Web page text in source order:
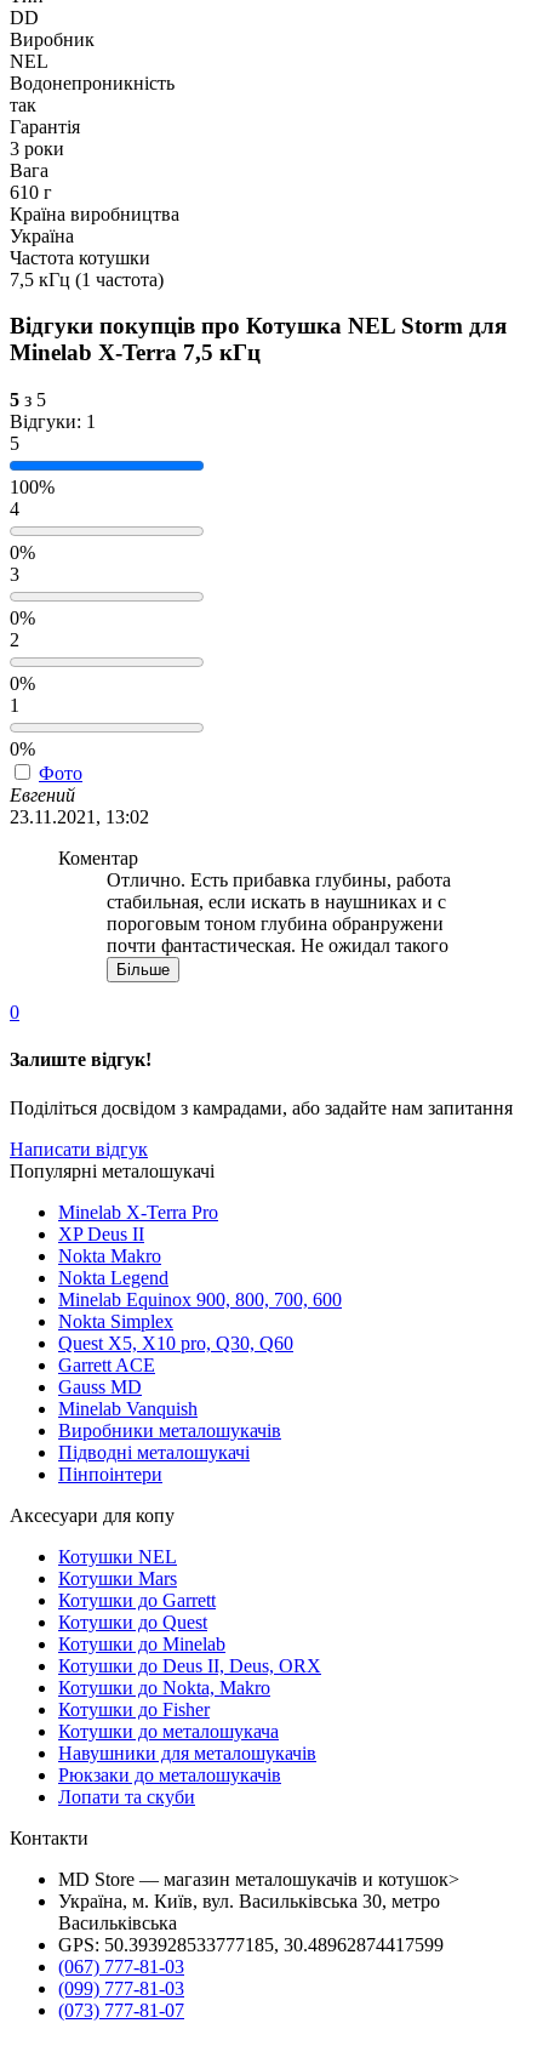
DD
Виробник
NEL
Водонепроникність
так
Гарантія
3 роки
Вага
610 г
Країна виробництва
Україна
Частота котушки
7,5 кГц (1 частота)
Відгуки покупців про Котушка NEL Storm для
Minelab X-Terra 7,5 кГц
5 з 5
Відгуки: 1
5
100%
4
0%
3
0%
2
0%
1
0%
Фото
Евгений
23.11.2021, 13:02
Коментар
Отлично. Есть прибавка глубины, работа
стабильная, если искать в наушниках и с
пороговым тоном глубина обранружени
почти фантастическая. Не ожидал такого
Більше
0
Залиште відгук!
Поділіться досвідом з камрадами, або задайте нам запитання
Написати відгук
Популярні металошукачі
Minelab X-Terra Pro
XP Deus II
Nokta Makro
Nokta Legend
Minelab Equinox 900, 800, 700, 600
Nokta Simplex
Quest X5, X10 pro, Q30, Q60
Garrett ACE
Gauss MD
Minelab Vanquish
Виробники металошукачів
Підводні металошукачі
Пінпоінтери
Аксесуари для копу
Котушки NEL
Котушки Mars
Котушки до Garrett
Котушки до Quest
Котушки до Minelab
Котушки до Deus II, Deus, ORX
Котушки до Nokta, Makro
Котушки до Fisher
Котушки до металошукача
Навушники для металошукачів
Рюкзаки до металошукачів
Лопати та скуби
Контакти
MD Store — магазин металошукачів и котушок>
Україна, м. Київ, вул. Васильківська 30, метро
Васильківська
GPS: 50.393928533777185, 30.48962874417599
(067) 777-81-03
(099) 777-81-03
(073) 777-81-07